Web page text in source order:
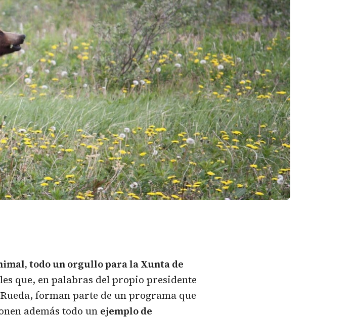
todo un orgullo para la Xunta de
que, en palabras del propio presidente
forman parte de un programa que
además todo un ejemplo de